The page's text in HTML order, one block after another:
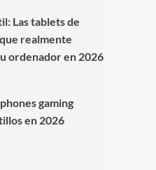
Las tablets de
realmente
ordenador en 2026
gaming
en 2026